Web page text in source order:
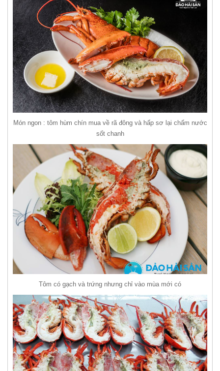
Món ngon : tôm hùm chín mua về rã đông và hấp sơ lại chấm nước
sốt chanh
Tôm có gạch và trứng nhưng chỉ vào mùa mới có